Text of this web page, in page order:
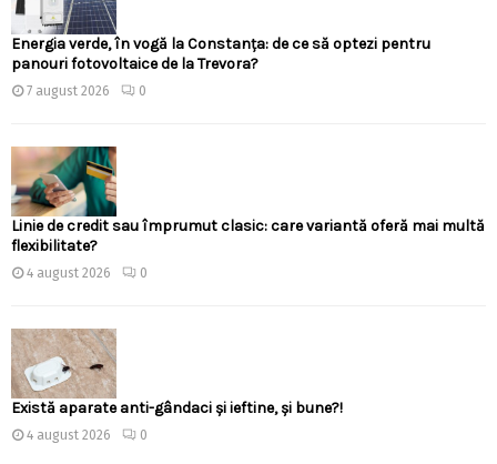
Energia verde, în vogă la Constanța: de ce să optezi pentru
panouri fotovoltaice de la Trevora?
7 august 2026 0
Linie de credit sau împrumut clasic: care variantă oferă mai multă
flexibilitate?
4 august 2026 0
Există aparate anti-gândaci și ieftine, și bune?!
4 august 2026 0